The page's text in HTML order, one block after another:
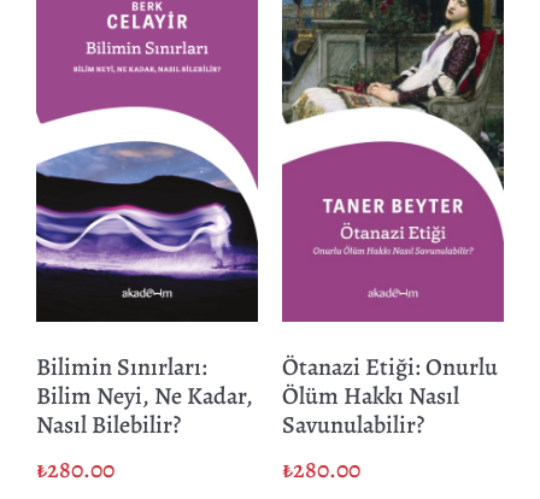
Bilimin Sınırları:
Bilim Neyi, Ne Kadar,
Nasıl Bilebilir?
₺280.00
Ötanazi Etiği: Onurlu
Ölüm Hakkı Nasıl
Savunulabilir?
₺280.00